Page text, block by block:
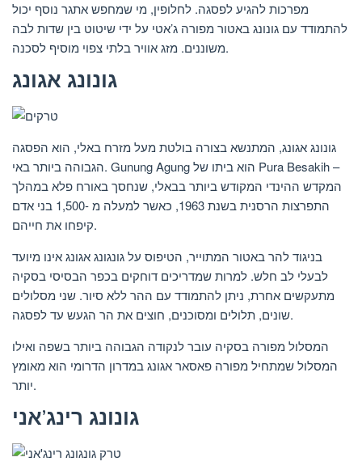
מפרכות להגיע לפסגה. לחלופין, מי שמחפש אתגר נוסף יכול
להתמודד עם גונונג באטור מפורה ג’אטי על ידי שיטוט בין שדות לבה
משוננים. מזג אוויר בלתי צפוי מוסיף לסכנה.
גונונג אגונג
גונונג אגונג, המתנשא בצורה בולטת מעל מזרח באלי, הוא הפסגה
הגבוהה ביותר באי. Gunung Agung הוא ביתו של Pura Besakih –
המקדש ההינדי המקודש ביותר בבאלי, שנחסך באורח פלא במהלך
התפרצות הרסנית בשנת 1963, כאשר למעלה מ -1,500 בני אדם
קיפחו את חייהם.
בניגוד להר באטור המתוייר, הטיפוס על גונגונג אגונג אינו מיועד
לבעלי לב חלש. למרות שמדריכים דוחקים בכפר הבסיסי בסקיה
מתעקשים אחרת, ניתן להתמודד עם ההר ללא סיור. שני מסלולים
שונים, תלולים ומסוכנים, חוצים את הר הגעש עד לפסגה.
המסלול מפורה בסקיה עובר לנקודה הגבוהה ביותר בשפה ואילו
המסלול שמתחיל מפורה פאסאר אגונג במדרון הדרומי הוא מאומץ
יותר.
גונונג רינג’אני